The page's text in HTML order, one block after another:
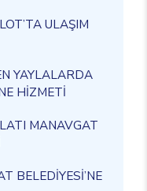
ULAŞIM
YAYLALARDA
HİZMETİ
MANAVGAT
BELEDİYESİ’NE